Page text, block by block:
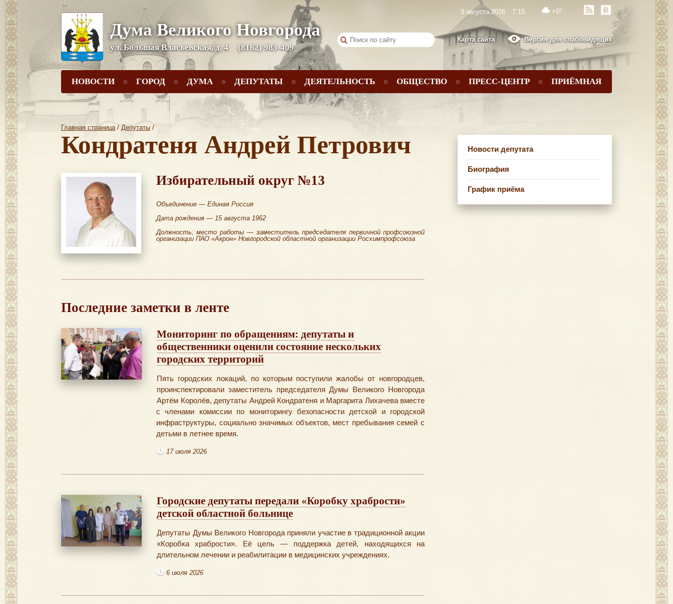
Дума Великого Новгорода
ул. Большая Власьевская, д. 4 (8162) 983-409
Карта сайта Версия для слабовидящих
8 августа 2026 7:15 +5º
НОВОСТИ ГОРОД ДУМА ДЕПУТАТЫ ДЕЯТЕЛЬНОСТЬ ОБЩЕСТВО ПРЕСС-ЦЕНТР ПРИЁМНАЯ
Главная страница/ Депутаты /
Кондратеня Андрей Петрович
Избирательный округ №13
Объединение — Единая Россия
Дата рождения — 15 августа 1962
Должность, место работы — заместитель председателя первичной профсоюзной
организации ПАО «Акрон» Новгородской областной организации Росхимпрофсоюза
Последние заметки в ленте
Мониторинг по обращениям: депутаты и
общественники оценили состояние нескольких
городских территорий
​Пять городских локаций, по которым поступили жалобы от новгородцев,
проинспектировали заместитель председателя Думы Великого Новгорода
Артём Королёв, депутаты Андрей Кондратеня и Маргарита Лихачева вместе
с членами комиссии по мониторингу безопасности детской и городской
инфраструктуры, социально значимых объектов, мест пребывания семей с
детьми в летнее время.
17 июля 2026
Городские депутаты передали «Коробку храбрости»
детской областной больнице
Депутаты Думы Великого Новгорода приняли участие в традиционной акции
«Коробка храбрости». Её цель — поддержка детей, находящихся на
длительном лечении и реабилитации в медицинских учреждениях.
6 июля 2026
Новости депутата
Биография
График приёма